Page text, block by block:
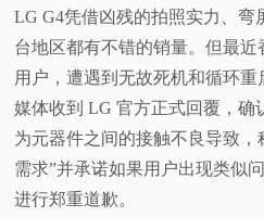
视
科
普
LG G4凭借凶残的拍照实力、弯
台地区都有不错的销量。但最
用户，遭遇到无故死机和循环
媒体收到 LG 官方正式回覆，确
为元器件之间的接触不良导致
需求”并承诺如果用户出现类似
进行郑重道歉。